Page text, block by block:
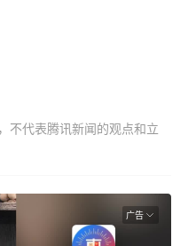
不代表腾讯新闻的观点和立
广告